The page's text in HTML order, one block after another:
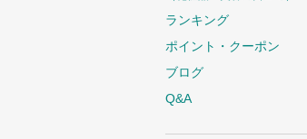
ランキング
ポイント・クーポン
ブログ
Q&A